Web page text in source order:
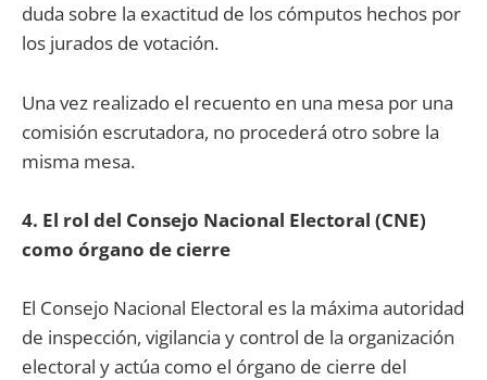
duda sobre la exactitud de los cómputos hechos por
los jurados de votación.
Una vez realizado el recuento en una mesa por una
comisión escrutadora, no procederá otro sobre la
misma mesa.
4. El rol del Consejo Nacional Electoral (CNE)
como órgano de cierre
El Consejo Nacional Electoral es la máxima autoridad
de inspección, vigilancia y control de la organización
electoral y actúa como el órgano de cierre del